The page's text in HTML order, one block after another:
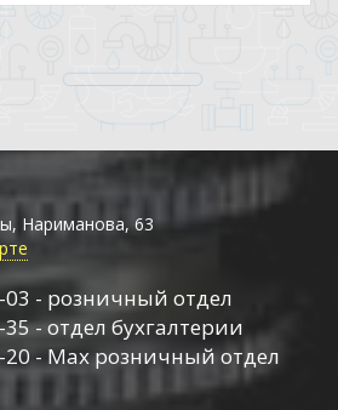
Нариманова, 63
03 - розничный отдел
- отдел бухгалтерии
20 - Max розничный отдел